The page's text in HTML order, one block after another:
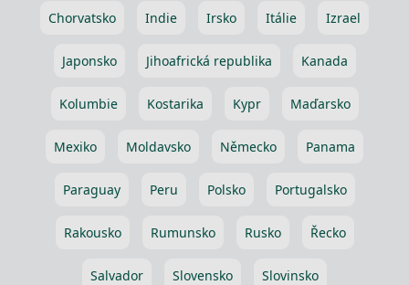
Chorvatsko Indie Irsko Itálie Izrael
Japonsko Jihoafrická republika Kanada
Kolumbie Kostarika Kypr Maďarsko
Mexiko Moldavsko Německo Panama
Paraguay Peru Polsko Portugalsko
Rakousko Rumunsko Rusko Řecko
Salvador Slovensko Slovinsko